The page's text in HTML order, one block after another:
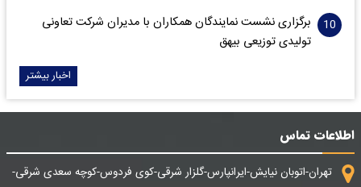
برگزاری نشست نمایندگان همکاران با مدیران شرکت تعاونی
تولیدی توزیعی بیهق
اخبار بیشتر
اطلاعات تماس
تهران-اتوبان نیایش-ایرانپارس-گلزار شرقی-کوی فردوس-کوچه سعدی شرقی-